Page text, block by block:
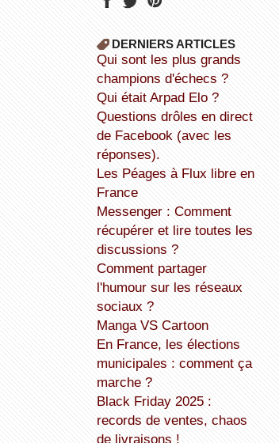
DERNIERS ARTICLES
Qui sont les plus grands
champions d'échecs ?
Qui était Arpad Elo ?
Questions drôles en direct
de Facebook (avec les
réponses).
Les Péages à Flux libre en
France
Messenger : Comment
récupérer et lire toutes les
discussions ?
Comment partager
l'humour sur les réseaux
sociaux ?
Manga VS Cartoon
En France, les élections
municipales : comment ça
marche ?
Black Friday 2025 :
records de ventes, chaos
de livraisons !